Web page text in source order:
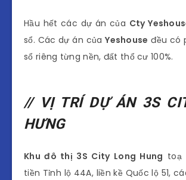
Hầu hết các dự án của Cty
sổ. Các dự án củaYeshouse đều có
sổ riêng từng nền, đất thổ cư 100%.
// VỊ TRÍ DỰ ÁN 3S
HƯNG
Khu đô thị 3S City Long Hung toạ
tiền Tỉnh lộ 44A, liền kề Quốc lộ 51,